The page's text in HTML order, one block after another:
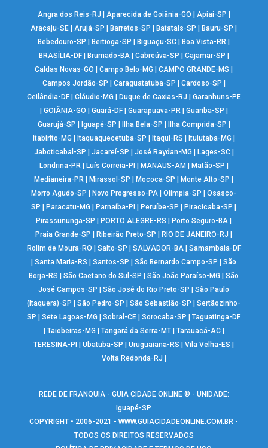
Angra dos Reis-RJ Aparecida de Goiânia-GO Apiaí-SP
Aracaju-SE |Arujá-SP Barretos-SP Batatais-SP Bauru-SP
Bebedouro-SP
Bertioga-SP Biguaçu-SC Boa Vista-RR
BRASÍLIA-DF| Brumado-BA| Cabreúva-SP Cajamar-SP
Caldas Novas-GO
|Campo Belo-MG |CAMPO GRANDE-MS
Campos Jordão-SP
Caraguatatuba-SP Cardoso-SP
Ceilândia-DF| Cláudio-MG Duque de Caxias-RJ
Garanhuns-PE
GOIÂNIA-GO Guará-DF| Guarapuava-PR| Guariba-SP
Guarujá-SP
Iguapé-SP Ilha Bela-SP Ilha Comprida-SP
Itabirito-MG
Itaquaquecetuba-SP Itaqui-RS Ituiutaba-MG
Jaboticabal-SP
Jacareí-SP José Raydan-MG Lages-SC|
Londrina-PR| Luís Correia-PI MANAUS-AM Matão-SP
Medianeira-PR
Mirassol-SP Mococa-SP Monte Alto-SP
Morro Agudo-SP
Novo Progresso-PA |Olímpia-SP |Osasco-
SP
Paracatu-MG Parnaíba-PI Peruíbe-SP Piracicaba-SP
Pirassununga-SP
PORTO ALEGRE-RS Porto Seguro-BA
Praia Grande-SP
Ribeirão Preto-SP RIO DE JANEIRO-RJ
Rolim de Moura-RO
Salto-SP SALVADOR-BA| Samambaia-DF
|Santa Maria-RS |Santos-SP |São Bernardo Campo-SP |São
Borja-RS
|São Caetano do Sul-SP |São João Paraíso-MG |São
José Campos-SP
|São José do Rio Preto-SP |São Paulo
(Itaquera)-SP
|São Pedro-SP |São Sebastião-SP |Sertãozinho-
SP
|Sete Lagoas-MG |Sobral-CE |Sorocaba-SP |Taguatinga-DF
Taiobeiras-MG Tangará da Serra-MT| Tarauacá-AC|
TERESINA-PI
|Ubatuba-SP |Uruguaiana-RS |Vila Velha-ES
Volta Redonda-RJ
REDE DE FRANQUIA - GUIA CIDADE ONLINE ® - UNIDADE:
Iguapé-SP
COPYRIGHT • 2006-2021 -WWW.GUIACIDADEONLINE.COM.BR -
TODOS OS DIREITOS RESERVADOS